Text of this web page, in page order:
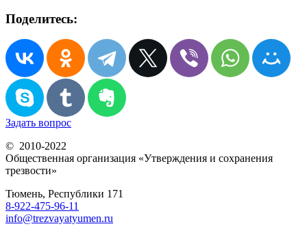
Поделитесь:
Задать вопрос
© 2010-2022
Общественная организация «Утверждения и сохранения
трезвости»
Тюмень, Республики 171
8-922-475-96-11
info@trezvayatyumen.ru